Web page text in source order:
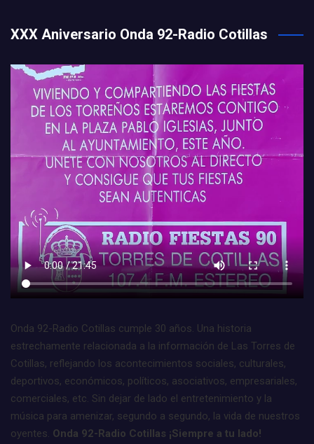
XXX Aniversario Onda 92-Radio Cotillas
Onda 92-Radio Cotillas cumple 30 años. Una historia
estrechamente relacionada a la información de Las Torres de
Cotillas, reflejando los acontecimientos sociales, culturales,
deportivos, económicos, políticos, asociativos, empresariales,
comerciales, etc. Sin dejar de lado el entretenimiento y la
música para amenizar, segundo a segundo, la vida de nuestros
oyentes. Onda 92-Radio Cotillas ¡Siempre a tu lado!